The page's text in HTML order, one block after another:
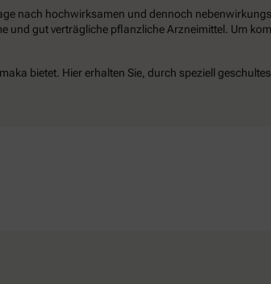
nach hochwirksamen und dennoch
und gut verträgliche pflanzliche Arzneimittel. Um
bietet. Hier erhalten Sie, durch speziell geschultes